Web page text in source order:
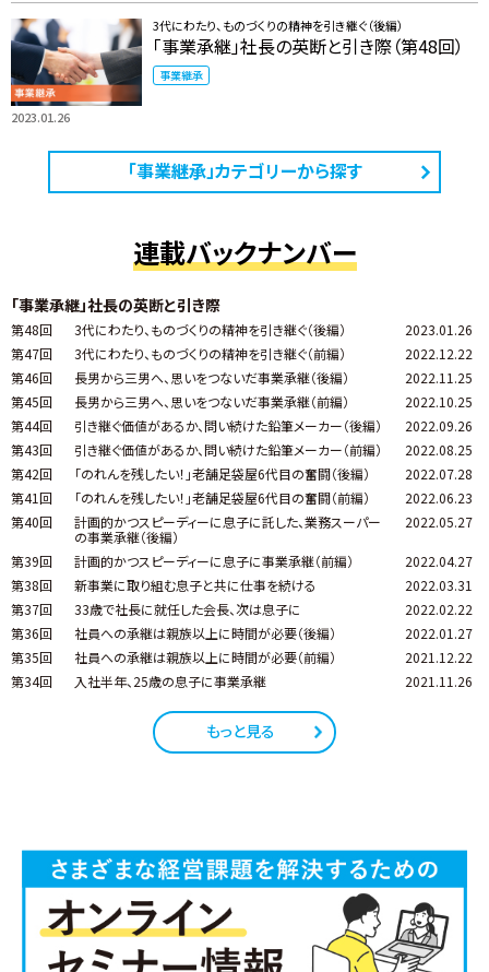
2023.01.26
3代にわたり、ものづくりの精神を引き継ぐ（後編）
「事業承継」社長の英断と引き際（第48回）
事業継承
「事業継承」カテゴリーから探す
連載バックナンバー
「事業承継」社長の英断と引き際
第48回 3代にわたり、ものづくりの精神を引き継ぐ（後編）
2023.01.26
第47回
3代にわたり、ものづくりの精神を引き継ぐ（前編）
2022.12.22
第46回
長男から三男へ、思いをつないだ事業承継（後編）
2022.11.25
第45回
長男から三男へ、思いをつないだ事業承継（前編）
2022.10.25
第44回
引き継ぐ価値があるか、問い続けた鉛筆メーカー（後編）
2022.09.26
第43回
引き継ぐ価値があるか、問い続けた鉛筆メーカー（前編）
2022.08.25
第42回
「のれんを残したい！」老舗足袋屋6代目の奮闘（後編）
2022.07.28
第41回
「のれんを残したい！」老舗足袋屋6代目の奮闘（前編）
2022.06.23
第40回
計画的かつスピーディーに息子に託した、業務スーパー
の事業承継（後編）
2022.05.27
第39回 計画的かつスピーディーに息子に事業承継（前編）
2022.04.27
第38回
新事業に取り組む息子と共に仕事を続ける
2022.03.31
第37回
33歳で社長に就任した会長、次は息子に
2022.02.22
第36回
社員への承継は親族以上に時間が必要（後編）
2022.01.27
第35回
社員への承継は親族以上に時間が必要（前編）
2021.12.22
第34回
入社半年、25歳の息子に事業承継 2021.11.26
もっと見る